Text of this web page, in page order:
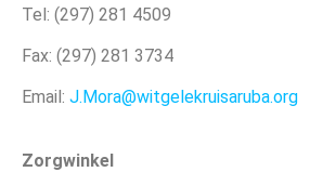
Tel: (297) 281 4509
Fax: (297) 281 3734
Email: J.Mora@witgelekruisaruba.org
Zorgwinkel